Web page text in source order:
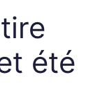
été